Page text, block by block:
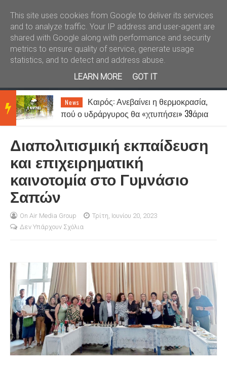
Καλώς ήλθατε Kral News
BRE
AKIN
NEW
News
Καιρός: Ανεβαίνει η θερμοκρασία,
πού ο υδράργυρος θα «χτυπήσει» 39άρια
Διαπολιτισμική εκπαίδευση
και επιχειρηματική
καινοτομία στο Γυμνάσιο
Σαπών
On Air Media Group
Τρίτη, Ιουνίου 20, 2023
Δεν Υπάρχουν Σχόλια
This site uses cookies from Google to deliver its services
and to analyze traffic. Your IP address and user-agent are
shared with Google along with performance and security
metrics to ensure quality of service, generate usage
statistics, and to detect and address abuse.
LEARN MORE
GOT IT